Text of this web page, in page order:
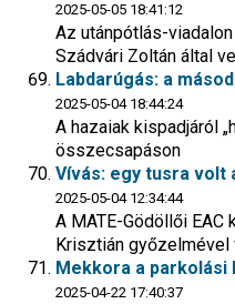
2025-05-05 18:41:12
Az utánpótlás-
Szádvári Zoltán által
Labdarúgás: a
2025-05-04 18:44:24
A hazaiak kispadjáról
összecsapáson
Vívás: egy tusra volt
2025-05-04 12:34:44
A MATE-Gödöllői
Krisztián
Mekkora a parkolási
2025-04-22 17:40:37